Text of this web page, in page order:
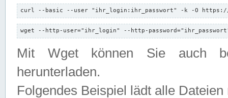
curl --basic --user "ihr_login:ihr_passwort" -k -O
wget --http-user="ihr_login" --http-
Mit Wget können Sie auch
herunterladen.
Folgendes Beispiel lädt alle